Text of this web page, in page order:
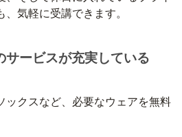
気軽に受講できます。
サービスが充実している
ックスなど、必要なウェアを無料